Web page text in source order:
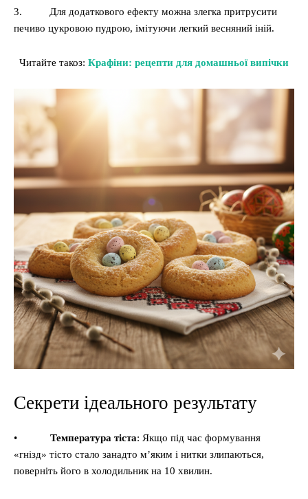
3. Для додаткового ефекту можна злегка притрусити
печиво цукровою пудрою, імітуючи легкий весняний іній.
Читайте такоз: Крафіни: рецепти для домашньої випічки
Секрети ідеального результату
• Температура тіста: Якщо під час формування
«гнізд» тісто стало занадто м’яким і нитки злипаються,
поверніть його в холодильник на 10 хвилин.